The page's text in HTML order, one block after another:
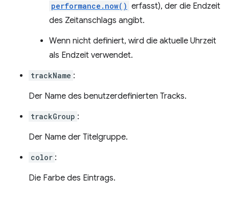
performance.now() erfasst), der die Endzeit
des Zeitanschlags angibt.
Wenn nicht definiert, wird die aktuelle Uhrzeit
als Endzeit verwendet.
trackName :
Der Name des benutzerdefinierten Tracks.
trackGroup :
Der Name der Titelgruppe.
color :
Die Farbe des Eintrags.